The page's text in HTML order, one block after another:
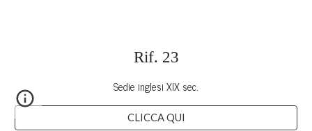
Rif. 23
Sedie inglesi XIX sec.
CLICCA QUI